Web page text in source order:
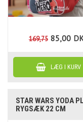
169,75 85,00
STAR WARS YODA
RYGSÆK 22 CM